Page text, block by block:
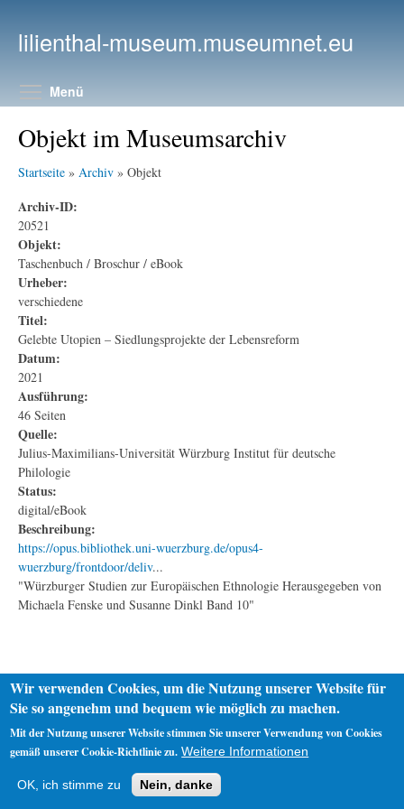
lilienthal-museum.museumnet.eu
Menü
Objekt im Museumsarchiv
Startseite » Archiv » Objekt
Archiv-ID:
20521
Objekt:
Taschenbuch / Broschur / eBook
Urheber:
verschiedene
Titel:
Gelebte Utopien – Siedlungsprojekte der Lebensreform
Datum:
2021
Ausführung:
46 Seiten
Quelle:
Julius-Maximilians-Universität Würzburg Institut für deutsche
Philologie
Status:
digital/eBook
Beschreibung:
https://opus.bibliothek.uni-wuerzburg.de/opus4-
wuerzburg/frontdoor/deliv...
"Würzburger Studien zur Europäischen Ethnologie Herausgegeben von
Michaela Fenske und Susanne Dinkl Band 10"
Impressum
Wir verwenden Cookies, um die Nutzung unserer Website für
Sie so angenehm und bequem wie möglich zu machen.
Mit der Nutzung unserer Website stimmen Sie unserer Verwendung von Cookies
gemäß unserer Cookie-Richtlinie zu. Weitere Informationen
OK, ich stimme zu Nein, danke